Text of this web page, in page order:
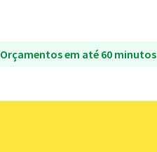
Orçamentos em até 60 minutos